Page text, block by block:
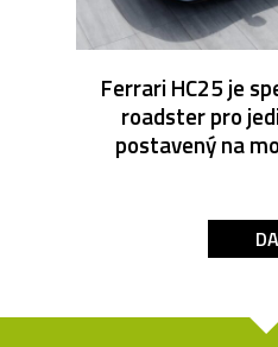
Ferrari HC25 je
roadster pro
postavený na